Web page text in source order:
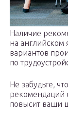
Наличие
на
вариантов
по
Не забудьте,
рекомендаций
повысит ваши